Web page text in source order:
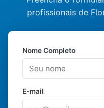
profissionais de
Nome Completo
E-mail